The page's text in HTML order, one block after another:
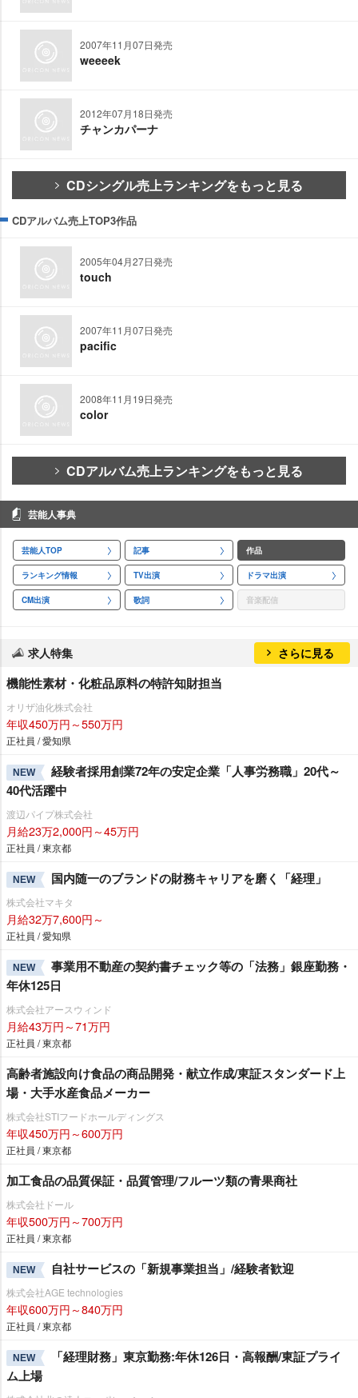
2007年11月07日発売
weeeek
2012年07月18日発売
チャンカパーナ
CDシングル売上ランキングをもっと見る
CDアルバム売上TOP3作品
2005年04月27日発売
touch
2007年11月07日発売
pacific
2008年11月19日発売
color
CDアルバム売上ランキングをもっと見る
芸能人事典
芸能人TOP 記事 作品
ランキング情報 TV出演 ドラマ出演
CM出演 歌詞 音楽配信
求人特集 さらに見る
機能性素材・化粧品原料の特許知財担当
オリザ油化株式会社
年収450万円～550万円
正社員 / 愛知県
NEW
経験者採用創業72年の安定企業「人事労務職」20代～
40代活躍中
渡辺パイプ株式会社
月給23万2,000円～45万円
正社員 / 東京都
NEW 国内随一のブランドの財務キャリアを磨く「経理」
株式会社マキタ
月給32万7,600円～
正社員 / 愛知県
NEW
事業用不動産の契約書チェック等の「法務」銀座勤務・
年休125日
株式会社アースウィンド
月給43万円～71万円
正社員 / 東京都
高齢者施設向け食品の商品開発・献立作成/東証スタンダード上
場・大手水産食品メーカー
株式会社STIフードホールディングス
年収450万円～600万円
正社員 / 東京都
加工食品の品質保証・品質管理/フルーツ類の青果商社
株式会社ドール
年収500万円～700万円
正社員 / 東京都
NEW 自社サービスの「新規事業担当」/経験者歓迎
株式会社AGE technologies
年収600万円～840万円
正社員 / 東京都
NEW
「経理財務」東京勤務:年休126日・高報酬/東証プライ
ム上場